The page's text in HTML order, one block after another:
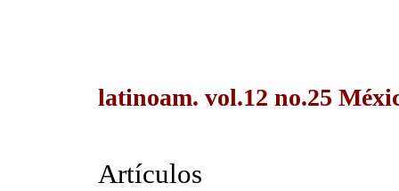
latinoam. vol.12 no.25
Artículos